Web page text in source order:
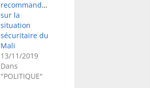
recommandations
sur la
situation
sécuritaire du
Mali
13/11/2019
Dans
"POLITIQUE"